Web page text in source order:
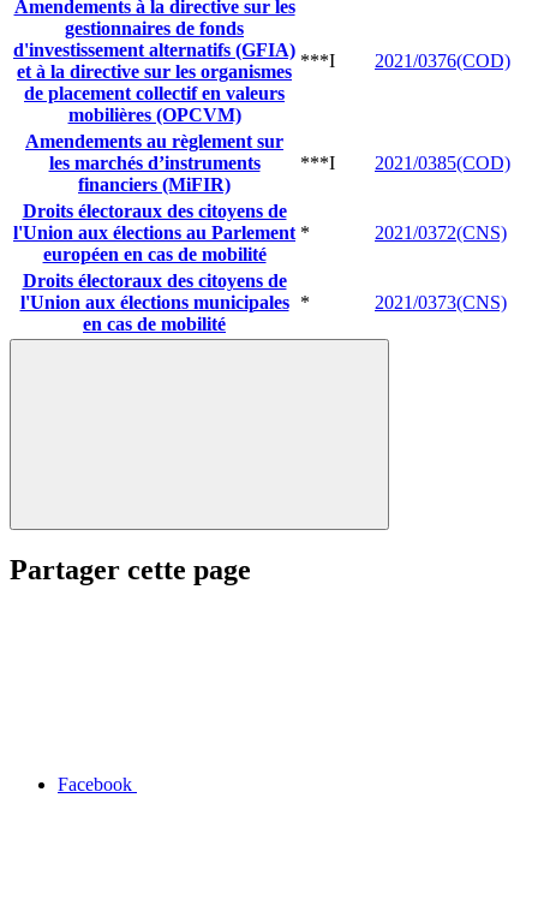
Amendements à la directive sur les
gestionnaires de fonds
d'investissement alternatifs (GFIA)
et à la directive sur les organismes
de placement collectif en valeurs
mobilières (OPCVM)
***I 2021/0376(COD)
Amendements au règlement sur
les marchés d’instruments
financiers (MiFIR)
***I 2021/0385(COD)
Droits électoraux des citoyens de
l'Union aux élections au Parlement
européen en cas de mobilité
* 2021/0372(CNS)
Droits électoraux des citoyens de
l'Union aux élections municipales
en cas de mobilité
* 2021/0373(CNS)
Partager cette page
Facebook